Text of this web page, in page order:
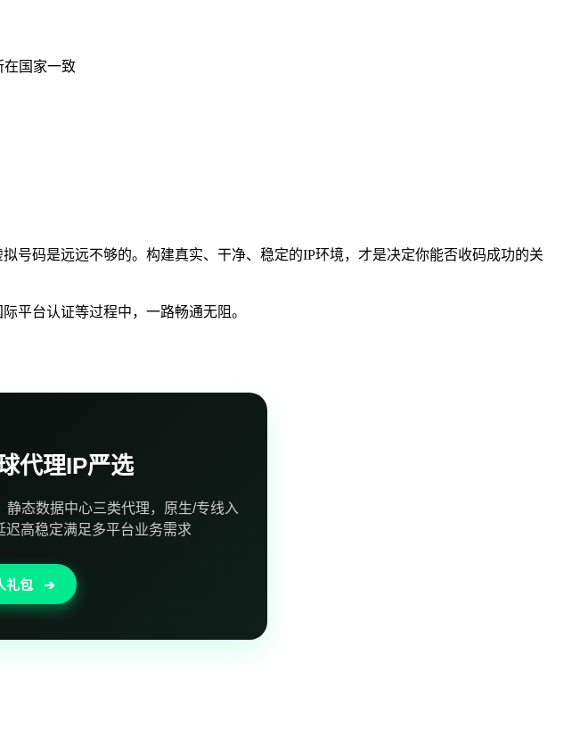
在国家一致
号码是远远不够的。构建真实、干净、稳定的IP环境，才是决定你能否收码成功的关
平台认证等过程中，一路畅通无阻。
代理IP严选
态数据中心三类代理，原生/专线入
迟高稳定满足多平台业务需求
礼包 ➔